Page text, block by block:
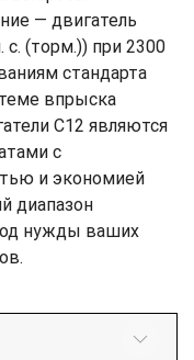
— двигатель
(торм.)) при 2300
стандарта
впрыска
C12 являются
с
и экономией
диапазон
нужды ваших